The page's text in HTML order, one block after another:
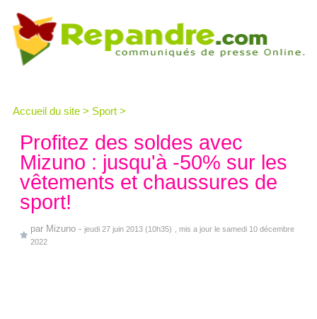
Accueil du site > Sport >
Profitez des soldes avec
Mizuno : jusqu'à -50% sur les
vêtements et chaussures de
sport!
par Mizuno - jeudi 27 juin 2013 (10h35)
, mis a jour le samedi 10 décembre
2022